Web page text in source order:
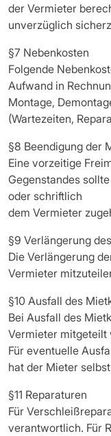
der Vermieter
unverzüglich
§7 Nebenkosten
Folgende
Aufwand in
Montage,
(Wartezeiten,
§8 Beendigung der
Eine vorzeitige
Gegenstandes
oder schriftlich
dem Vermieter
§9 Verlängerung
Die Verlängerung
Vermieter
§10 Ausfall des
Bei Ausfall des
Vermieter mitgeteilt
Für eventuelle
hat der Mieter
§11 Reparaturen
Für
verantwortlich. Für